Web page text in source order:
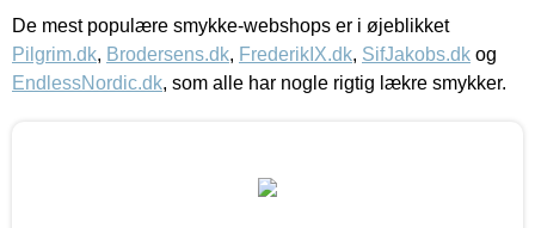
De mest populære smykke-webshops er i øjeblikket
Pilgrim.dk, Brodersens.dk, FrederikIX.dk, SifJakobs.dk og
EndlessNordic.dk, som alle har nogle rigtig lækre smykker.